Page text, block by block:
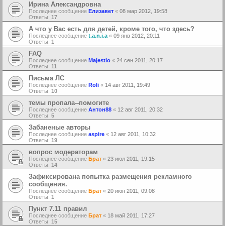
Ирина Александровна
Последнее сообщение Елизавет « 08 мар 2012, 19:58
Ответы: 17
А что у Вас есть для детей, кроме того, что здесь?
Последнее сообщение t.a.n.i.a « 09 янв 2012, 20:11
Ответы: 1
FAQ
Последнее сообщение Majestio « 24 сен 2011, 20:17
Ответы: 11
Письма ЛС
Последнее сообщение Roli « 14 авг 2011, 19:49
Ответы: 10
темы пропала--помогите
Последнее сообщение Антон88 « 12 авг 2011, 20:32
Ответы: 5
Забаненые авторы
Последнее сообщение aspire « 12 авг 2011, 10:32
Ответы: 19
вопрос модераторам
Последнее сообщение Брат « 23 июл 2011, 19:15
Ответы: 14
Зафиксирована попытка размещения рекламного
сообщения.
Последнее сообщение Брат « 20 июн 2011, 09:08
Ответы: 1
Пункт 7.11 правил
Последнее сообщение Брат « 18 май 2011, 17:27
Ответы: 15